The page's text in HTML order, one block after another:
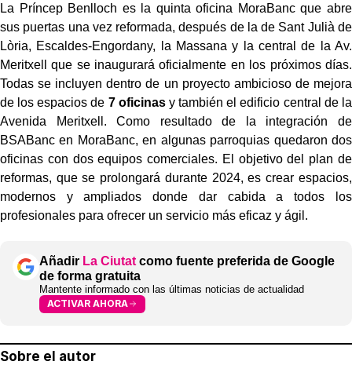
La Príncep Benlloch es la quinta oficina MoraBanc que abre
sus puertas una vez reformada, después de la de Sant Julià de
Lòria, Escaldes-Engordany, la Massana y la central de la Av.
Meritxell que se inaugurará oficialmente en los próximos días.
Todas se incluyen dentro de un proyecto ambicioso de mejora
de los espacios de 7 oficinasy también el edificio central de la
Avenida Meritxell. Como resultado de la integración de
BSABanc en MoraBanc, en algunas parroquias quedaron dos
oficinas con dos equipos comerciales. El objetivo del plan de
reformas, que se prolongará durante 2024, es crear espacios,
modernos y ampliados donde dar cabida a todos los
profesionales para ofrecer un servicio más eficaz y ágil.
Añadir La Ciutat como fuente preferida de Google
de forma gratuita
Mantente informado con las últimas noticias de actualidad
ACTIVAR AHORA
Sobre el autor